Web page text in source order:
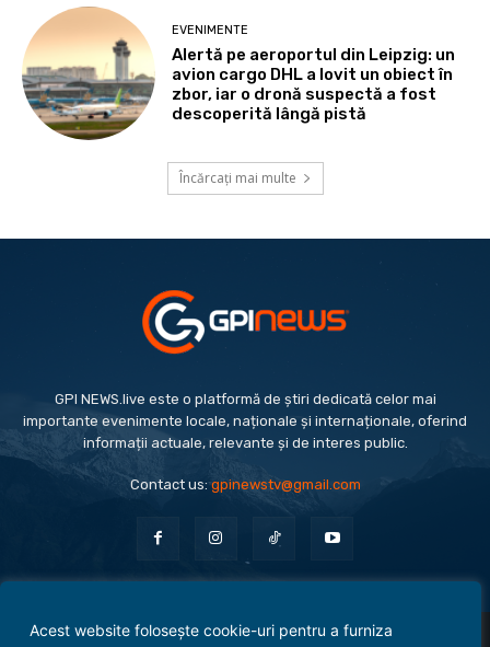
Acest website folosește cookie-uri pentru a furniza
EVENIMENTE
Alertă pe aeroportul din Leipzig: un
avion cargo DHL a lovit un obiect în
zbor, iar o dronă suspectă a fost
descoperită lângă pistă
Încărcați mai multe
GPI NEWS.live este o platformă de știri dedicată celor mai
importante evenimente locale, naționale și internaționale, oferind
informații actuale, relevante și de interes public.
Contact us:gpinewstv@gmail.com
Evenimente Politică Economie Social
Sport